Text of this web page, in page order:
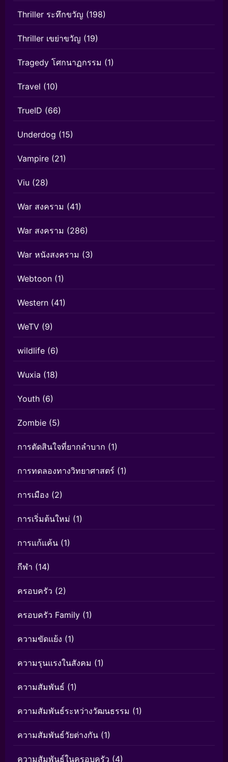
Thriller ระทึกขวัญ (198)
Thriller เขย่าขวัญ (19)
Tragedy โศกนาฏกรรม (1)
Travel (10)
TrueID (66)
Underdog (15)
Vampire (21)
Viu (28)
War สงคราม (41)
War สงคราม (286)
War หนังสงคราม (3)
Webtoon (1)
Western (41)
WeTV (9)
wildlife (6)
Wuxia (18)
Youth (6)
Zombie (5)
การตัดสินใจที่ยากลำบาก (1)
การทดลองทางวิทยาศาสตร์ (1)
การเมือง (2)
การเริ่มต้นใหม่ (1)
การแก้แค้น (1)
กีฬา (14)
ครอบครัว (2)
ครอบครัว Family (1)
ความขัดแย้ง (1)
ความรุนแรงในสังคม (1)
ความสัมพันธ์ (1)
ความสัมพันธ์ระหว่างวัฒนธรรม (1)
ความสัมพันธ์วัยต่างกัน (1)
ความสัมพันธ์ในครอบครัว (4)